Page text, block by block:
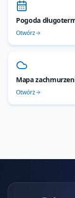
Pogoda
Otwórz
Mapa
Otwórz